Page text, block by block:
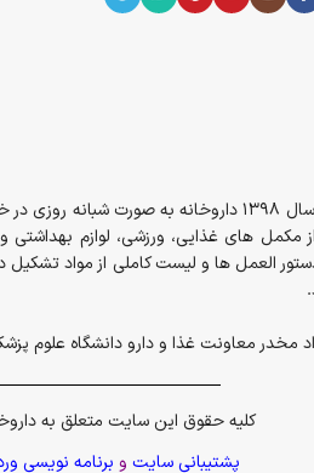
از مکمل های غذایی، ورزشی، لوازم
العمل ها و لیست کاملی از مواد
غذا و دارو دانشگاه علوم پزشکی شیراز:
کلیه حقوق این سایت متعلق به
پشتیبانی سایت و برنامه نویسی